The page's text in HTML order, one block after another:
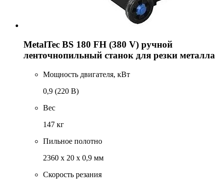
MetalTec BS 180 FH (380 V) ручной
ленточнопильный станок для резки металла
Мощность двигателя, кВт
0,9 (220 В)
Вес
147 кг
Пильное полотно
2360 х 20 х 0,9 мм
Скорость резания